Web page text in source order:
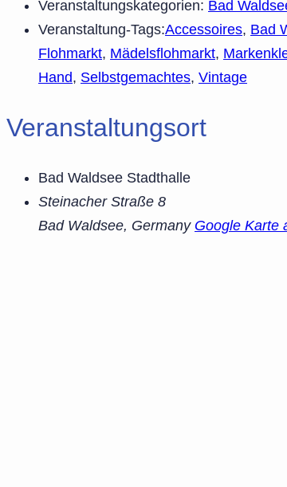
Veranstaltungskategorien: Bad
Veranstaltung-Tags:Accessoires, Bad
Flohmarkt, Mädelsflohmarkt,
Hand, Selbstgemachtes, Vintage
Veranstaltungsort
Bad Waldsee Stadthalle
Steinacher Straße 8
Bad Waldsee, Germany Google Karte